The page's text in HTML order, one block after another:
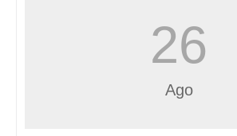
19
Ago